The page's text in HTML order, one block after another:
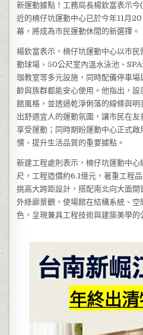
新運動據點！工務局長楊欽富表示
近的楠仔坑運動中心已於今年11月
幕，將成為市民運動休閒的新選擇。
楊欽富表示，楠仔坑運動中心以市
動球場、50公尺室內溫水泳池、
珈教室等多元設施，同時配備停車
齡與族群都能安心使用。他指出，
館風格，並透過乾淨俐落的線條與
出舒適宜人的運動氛圍，讓市民在
享受運動；同時期盼運動中心正式
慣、提升生活品質的重要據點。
新建工程處則表示，楠仔坑運動中
尺，工程造價約6.1億元，著重工程
挑高大跨距設計，搭配南北向大面
外綠廊景觀，使場館在結構系統、
色，呈現兼具工程技術與建築美學的